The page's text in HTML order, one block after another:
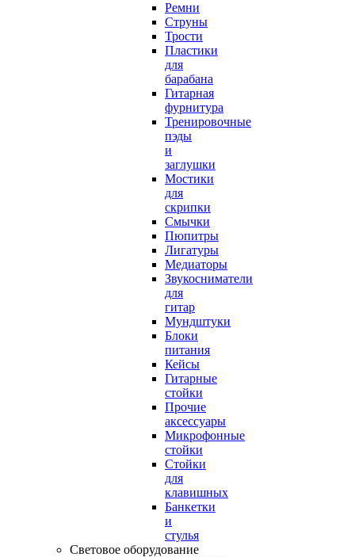
Ремни
Струны
Трости
Пластики
для
барабана
Гитарная
фурнитура
Тренировочные
пэды
и
заглушки
Мостики
для
скрипки
Смычки
Пюпитры
Лигатуры
Медиаторы
Звукосниматели
для
гитар
Мундштуки
Блоки
питания
Кейсы
Гитарные
стойки
Прочие
аксессуары
Микрофонные
стойки
Стойки
для
клавишных
Банкетки
и
стулья
Световое оборудование